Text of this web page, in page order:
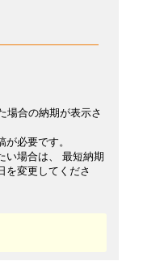
場合の納期が表示さ
必要です。
い場合は、 最短納期
を変更してくださ